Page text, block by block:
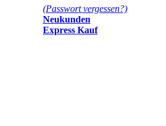
(Passwort vergessen?)
Neukunden
Express Kauf